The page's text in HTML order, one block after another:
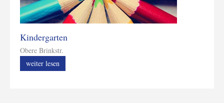
Kindergarten
Obere Brinkstr.
weiter lesen